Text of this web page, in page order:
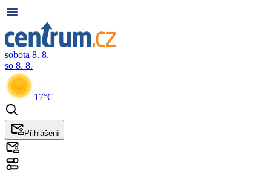
sobota 8. 8.
so 8. 8.
17°C
Přihlášení